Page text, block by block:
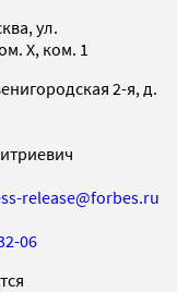
ул.
X, ком. 1
2-я, д.
release@forbes.ru
06